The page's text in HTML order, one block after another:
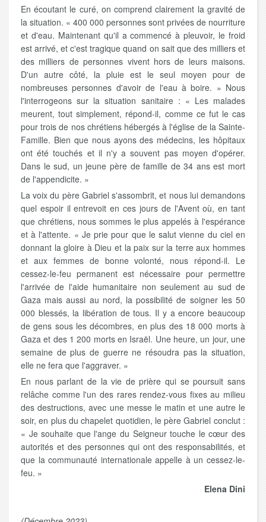
En écoutant le curé, on comprend clairement la gravité de
la situation. « 400 000 personnes sont privées de nourriture
et d'eau. Maintenant qu'il a commencé à pleuvoir, le froid
est arrivé, et c'est tragique quand on sait que des milliers et
des milliers de personnes vivent hors de leurs maisons.
D'un autre côté, la pluie est le seul moyen pour de
nombreuses personnes d'avoir de l'eau à boire. » Nous
l'interrogeons sur la situation sanitaire : « Les malades
meurent, tout simplement, répond-il, comme ce fut le cas
pour trois de nos chrétiens hébergés à l'église de la Sainte-
Famille. Bien que nous ayons des médecins, les hôpitaux
ont été touchés et il n'y a souvent pas moyen d'opérer.
Dans le sud, un jeune père de famille de 34 ans est mort
de l'appendicite. »
La voix du père Gabriel s'assombrit, et nous lui demandons
quel espoir il entrevoit en ces jours de l'Avent où, en tant
que chrétiens, nous sommes le plus appelés à l'espérance
et à l'attente. « Je prie pour que le salut vienne du ciel en
donnant la gloire à Dieu et la paix sur la terre aux hommes
et aux femmes de bonne volonté, nous répond-il. Le
cessez-le-feu permanent est nécessaire pour permettre
l'arrivée de l'aide humanitaire non seulement au sud de
Gaza mais aussi au nord, la possibilité de soigner les 50
000 blessés, la libération de tous. Il y a encore beaucoup
de gens sous les décombres, en plus des 18 000 morts à
Gaza et des 1 200 morts en Israël. Une heure, un jour, une
semaine de plus de guerre ne résoudra pas la situation,
elle ne fera que l'aggraver. »
En nous parlant de la vie de prière qui se poursuit sans
relâche comme l'un des rares rendez-vous fixes au milieu
des destructions, avec une messe le matin et une autre le
soir, en plus du chapelet quotidien, le père Gabriel conclut :
« Je souhaite que l'ange du Seigneur touche le cœur des
autorités et des personnes qui ont des responsabilités, et
que la communauté internationale appelle à un cessez-le-
feu. »
Elena Dini